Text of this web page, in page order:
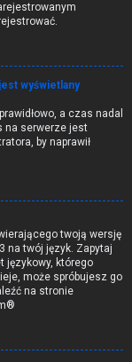
wyświetlany
a czas nadal
na serwerze jest
by naprawił
twoją wersję
na twój język. Zapytaj
językowy, którego
może spróbujesz go
na stronie
®